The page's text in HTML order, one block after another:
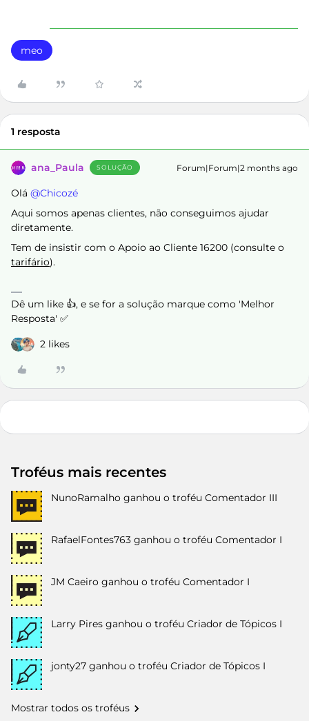
meo
1 resposta
ana_Paula SOLUÇÃO Forum|Forum|2 months ago
Olá ​ @Chicozé
Aqui somos apenas clientes, não conseguimos ajudar
diretamente.
Tem de insistir com o Apoio ao Cliente 16200 (consulte o
tarifário).
Dê um like 👍, e se for a solução marque como 'Melhor
Resposta' ✅
2 likes
Troféus mais recentes
NunoRamalho ganhou o troféu Comentador III
RafaelFontes763 ganhou o troféu Comentador I
JM Caeiro ganhou o troféu Comentador I
Larry Pires ganhou o troféu Criador de Tópicos I
jonty27 ganhou o troféu Criador de Tópicos I
Mostrar todos os troféus